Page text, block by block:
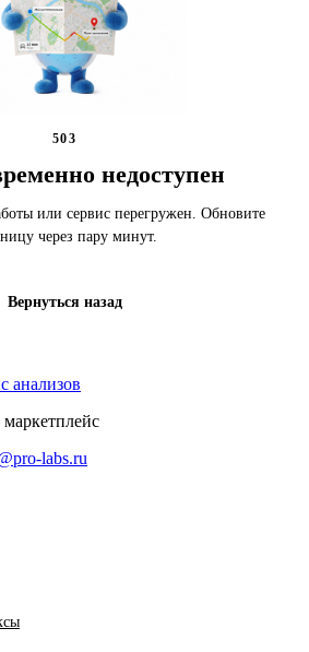
503
недоступен
или сервис перегружен. Обновите
через пару минут.
Вернуться назад
анализов
labs.ru